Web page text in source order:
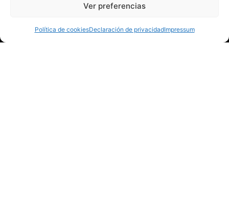
Ver preferencias
Política de cookiesDeclaración de privacidadImpressum